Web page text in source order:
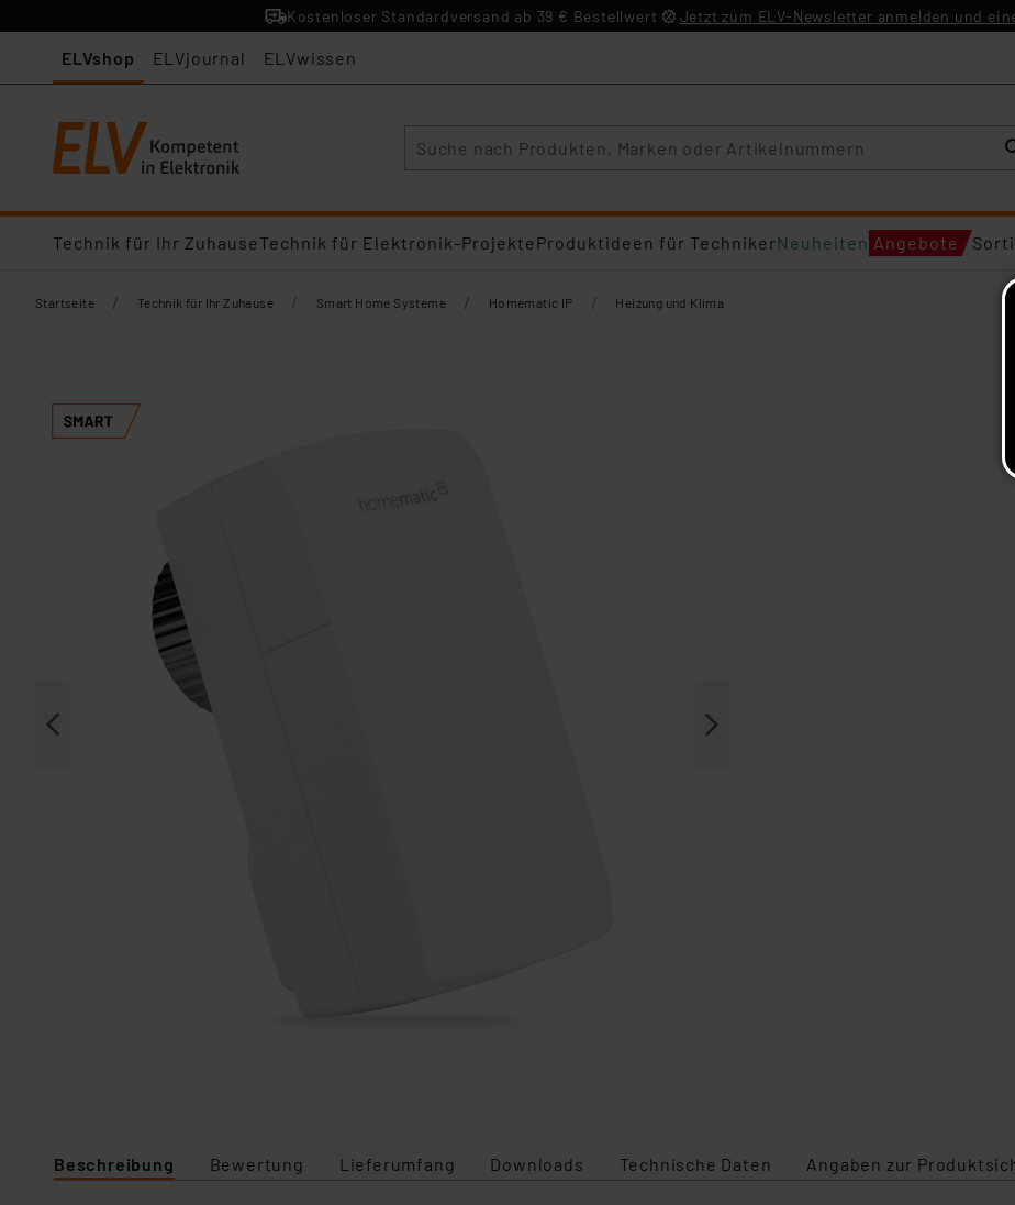
Kostenloser Standardversand ab 39 € Bestellwert Jetzt zum ELV-Newsletter anmelden und
ELVshop ELVjournal ELVwissen
Technik für Ihr ZuhauseTechnik für Elektronik-ProjekteProduktideen für TechnikerNeuheiten Angebote
Startseite / Technik für Ihr Zuhause / Smart Home Systeme / Homematic IP / Heizung und Klima
Beschreibung Bewertung Lieferumfang Downloads Technische Daten Angaben zur